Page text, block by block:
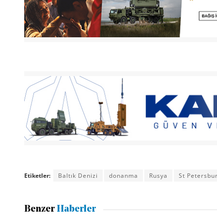
Etiketler: Baltık Denizi donanma Rusya St
BenzerHaberler